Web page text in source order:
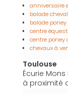
anniversaire
balade cheval
balade poney
centre
centre poney
chevaux à
Toulouse
Écurie
à proximité